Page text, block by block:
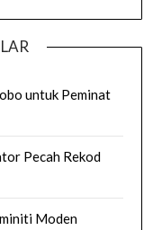
untuk Peminat
Pecah Rekod
Moden